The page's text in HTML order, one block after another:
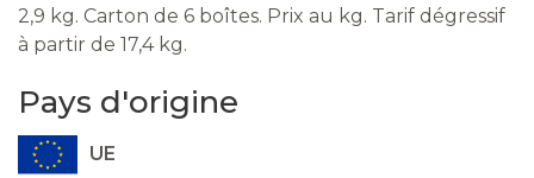
2,9 kg. Carton de 6 boîtes. Prix au kg. Tarif dégressif
à partir de 17,4 kg.
Pays d'origine
UE